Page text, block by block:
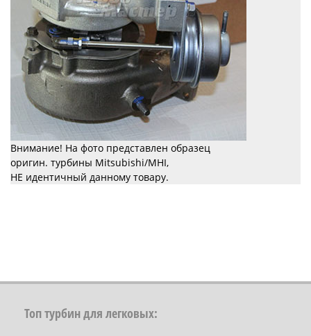
Внимание! На фото представлен образец
оригин. турбины Mitsubishi/MHI,
НЕ идентичный данному товару.
Топ турбин для легковых: